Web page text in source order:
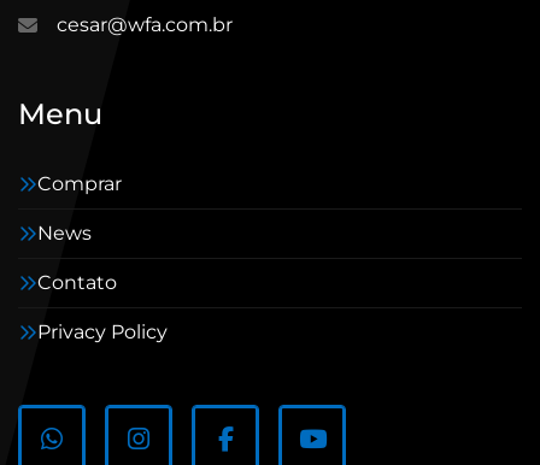
cesar@wfa.com.br
Menu
Comprar
News
Contato
Privacy Policy
whatsappinstagramfacebookyoutube